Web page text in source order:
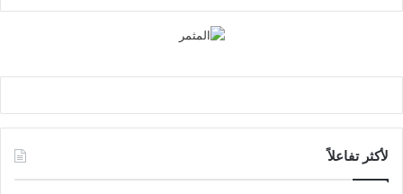
لأكثر تفاعلاً